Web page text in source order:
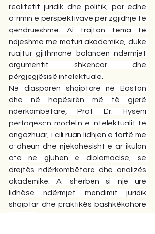
realitetit juridik dhe politik, por edhe
ofrimin e perspektivave për zgjidhje të
qëndrueshme. Ai trajton tema të
ndjeshme me maturi akademike, duke
ruajtur gjithmonë balancën ndërmjet
argumentit shkencor dhe
përgjegjësisë intelektuale.
Në diasporën shqiptare në Boston
dhe në hapësirën më të gjerë
ndërkombëtare, Prof. Dr. Hyseni
përfaqëson modelin e intelektualit të
angazhuar, i cili ruan lidhjen e fortë me
atdheun dhe njëkohësisht e artikulon
atë në gjuhën e diplomacisë, së
drejtës ndërkombëtare dhe analizës
akademike. Ai shërben si një urë
lidhëse ndërmjet mendimit juridik
shqiptar dhe praktikës bashkëkohore